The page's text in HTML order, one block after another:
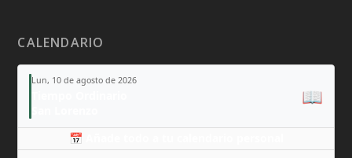
CALENDARIO
Lun, 10 de agosto de 2026
📖
📅 Añade todo a tu calendario personal